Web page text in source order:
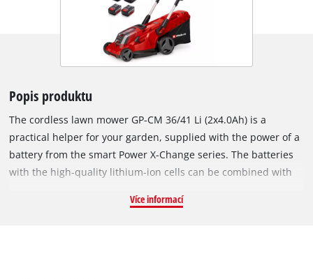
Popis produktu
The cordless lawn mower GP-CM 36/41 Li (2x4.0Ah) is a
practical helper for your garden, supplied with the power of a
battery from the smart Power X-Change series. The batteries
with the high-quality lithium-ion cells can be combined with
powered by the Einhell PurePOWER brushless motor. This
Více informací